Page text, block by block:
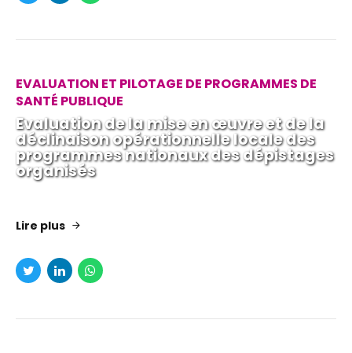
EVALUATION ET PILOTAGE DE PROGRAMMES DE
SANTÉ PUBLIQUE
Evaluation de la mise en œuvre et de la
déclinaison opérationnelle locale des
programmes nationaux des dépistages
organisés
Lire plus